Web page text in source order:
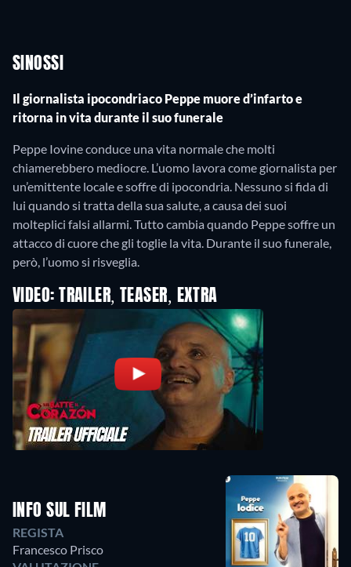
SINOSSI
Il giornalista ipocondriaco Peppe muore d’infarto e
ritorna in vita durante il suo funerale
Peppe Iovine conduce una vita normale che molti
chiamerebbero mediocre. L’uomo lavora come giornalista per
un’emittente locale e soffre di ipocondria. Nessuno si fida di
lui quando si tratta della sua salute, a causa dei suoi
molteplici falsi allarmi. Tutto cambia quando Peppe soffre un
attacco di cuore che gli toglie la vita. Durante il suo funerale,
però, l’uomo si risveglia.
VIDEO: TRAILER, TEASER, EXTRA
INFO SUL FILM
REGISTA
Francesco Prisco